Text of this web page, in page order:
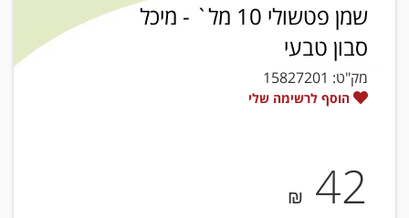
שמן פטשולי 10 מל` - מיכל
סבון טבעי
מק"ט: 15827201
הוסף לרשימה שלי
42
₪